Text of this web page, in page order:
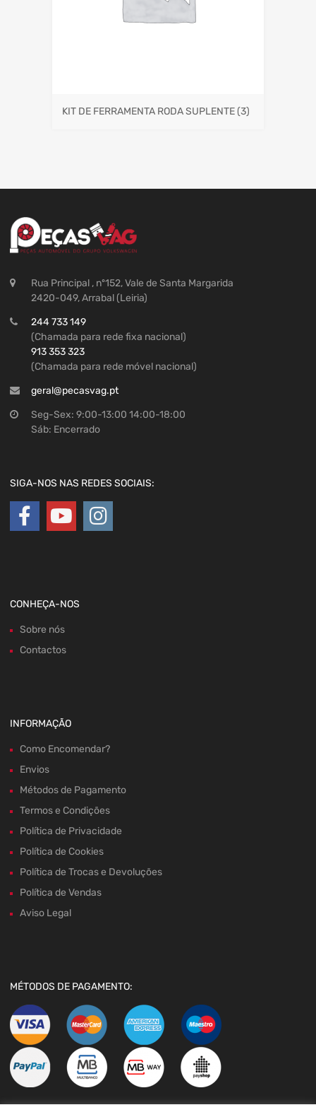
KIT DE FERRAMENTA RODA SUPLENTE(3)
Rua Principal , nº152, Vale de Santa Margarida
2420-049, Arrabal (Leiria)
244 733 149
(Chamada para rede fixa nacional)
913 353 323
(Chamada para rede móvel nacional)
geral@pecasvag.pt
Seg-Sex: 9:00-13:00 14:00-18:00
Sáb: Encerrado
SIGA-NOS NAS REDES SOCIAIS:
CONHEÇA-NOS
Sobre nós
Contactos
INFORMAÇÃO
Como Encomendar?
Envios
Métodos de Pagamento
Termos e Condições
Política de Privacidade
Política de Cookies
Política de Trocas e Devoluções
Política de Vendas
Aviso Legal
MÉTODOS DE PAGAMENTO: